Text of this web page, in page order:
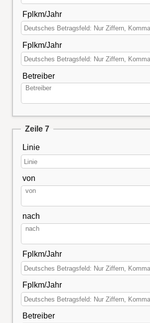
Fplkm/Jahr
Fplkm/Jahr
Betreiber
Zeile 7
Linie
von
nach
Fplkm/Jahr
Fplkm/Jahr
Betreiber